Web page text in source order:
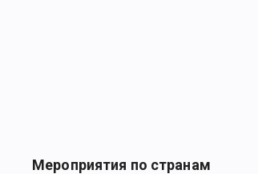
Мероприятия по странам